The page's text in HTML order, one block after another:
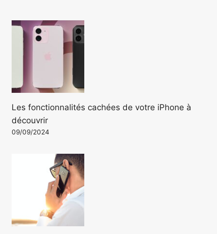
Les fonctionnalités cachées de votre iPhone à
découvrir
09/09/2024